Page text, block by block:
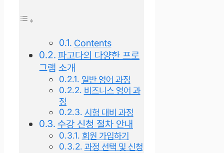
Contents
파고다의 다양한 프로
그램 소개
일반 영어 과정
비즈니스 영어 과
정
시험 대비 과정
수강 신청 절차 안내
회원 가입하기
과정 선택 및 신청